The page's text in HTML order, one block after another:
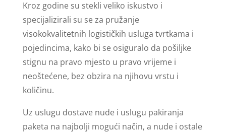
Kroz godine su stekli veliko iskustvo i
specijalizirali su se za pružanje
visokokvalitetnih logističkih usluga tvrtkama i
pojedincima, kako bi se osiguralo da pošiljke
stignu na pravo mjesto u pravo vrijeme i
neoštećene, bez obzira na njihovu vrstu i
količinu.
Uz uslugu dostave nude i uslugu pakiranja
paketa na najbolji mogući način, a nude i ostale